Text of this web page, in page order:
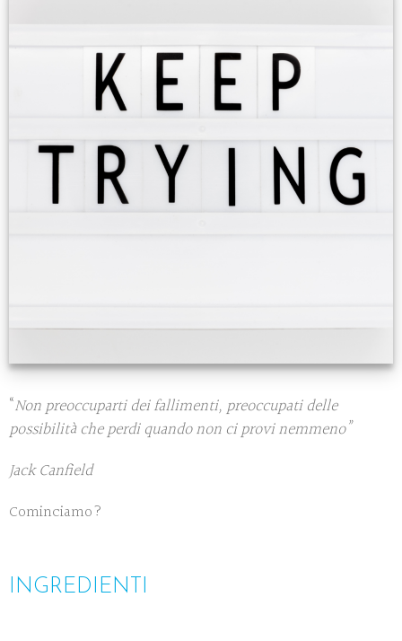
“Non preoccuparti dei fallimenti, preoccupati delle
possibilità che perdi quando non ci provi nemmeno”
Jack Canfield
Cominciamo?
INGREDIENTI